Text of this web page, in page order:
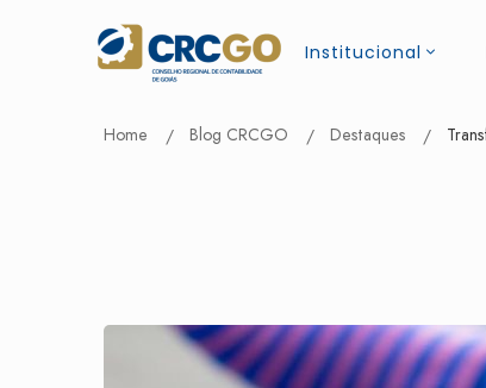
Institucional
Home Blog CRCGO Destaques